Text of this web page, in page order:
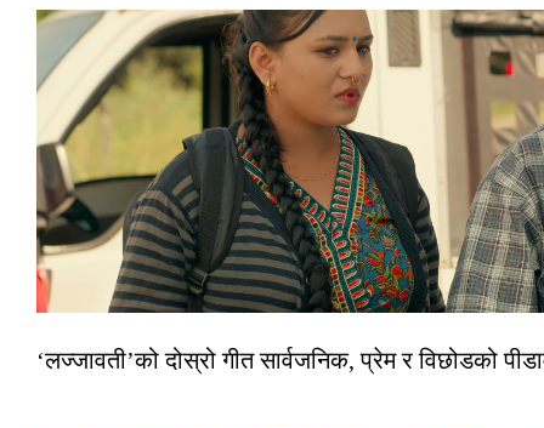
‘लज्जावती’को दोस्रो गीत सार्वजनिक, प्रेम र विछोडको